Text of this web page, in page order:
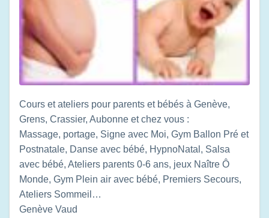
Cours et ateliers pour parents et bébés à Genève,
Grens, Crassier, Aubonne et chez vous :
Massage, portage, Signe avec Moi, Gym Ballon Pré et
Postnatale, Danse avec bébé, HypnoNatal, Salsa
avec bébé, Ateliers parents 0-6 ans, jeux Naître Ô
Monde, Gym Plein air avec bébé, Premiers Secours,
Ateliers Sommeil…
Genève Vaud